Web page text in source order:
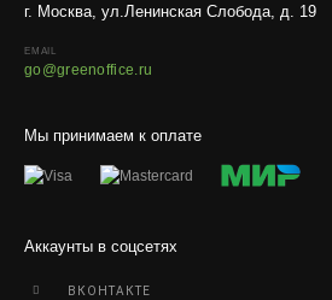
Мы принимаем к оплате
Аккаунты в соцсетях
ВКОНТАКТЕ
г. Москва, ул.Ленинская Слобода, д. 19
EMAIL
go@greenoffice.ru